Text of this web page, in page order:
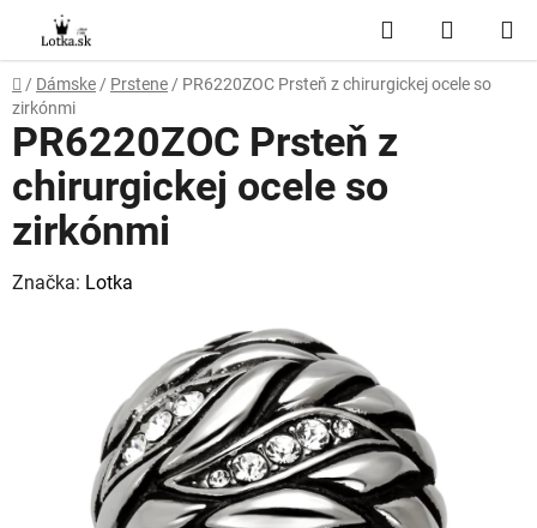
obsah
Hľadať
KOŠÍK
Domov
/ Dámske / Prstene / PR6220ZOC Prsteň z chirurgickej ocele so
zirkónmi
PR6220ZOC Prsteň z
chirurgickej ocele so
zirkónmi
Značka: Lotka